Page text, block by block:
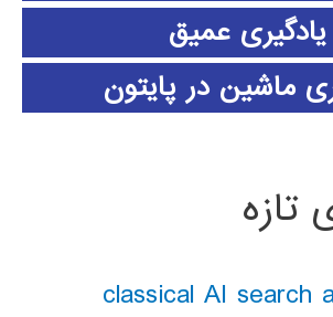
یادگیری عمیق
ماشین در پایتون
تازه